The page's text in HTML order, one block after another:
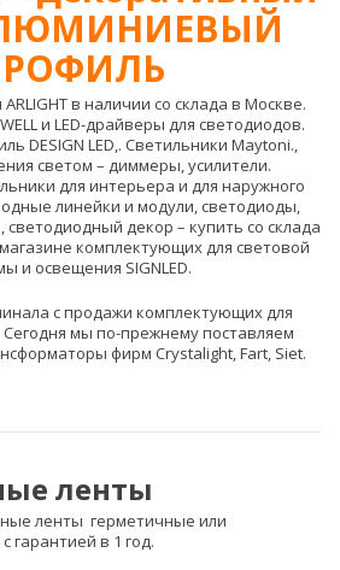
в наличии со склада в Москве.
и LED-драйверы для светодиодов.
DESIGN LED,. Светильники Maytoni.,
светом – диммеры, усилители.
для интерьера и для наружного
линейки и модули, светодиоды,
декор – купить со склада
комплектующих для световой
и освещения SIGNLED.
с продажи комплектующих для
мы по-прежнему поставляем
фирм Crystalight, Fart, Siet.
ленты
ленты герметичные или
гарантией в 1 год.